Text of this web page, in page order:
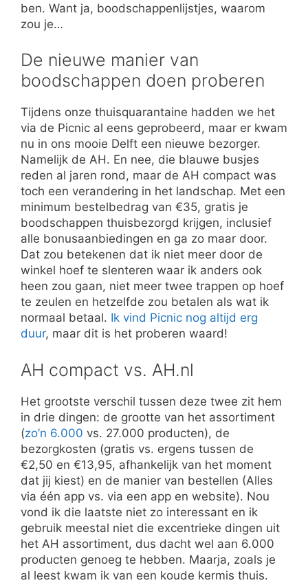
ben. Want ja, boodschappenlijstjes, waarom
zou je…
De nieuwe manier van
boodschappen doen proberen
Tijdens onze thuisquarantaine hadden we het
via de Picnic al eens geprobeerd, maar er kwam
nu in ons mooie Delft een nieuwe bezorger.
Namelijk de AH. En nee, die blauwe busjes
reden al jaren rond, maar de AH compact was
toch een verandering in het landschap. Met een
minimum bestelbedrag van €35, gratis je
boodschappen thuisbezorgd krijgen, inclusief
alle bonusaanbiedingen en ga zo maar door.
Dat zou betekenen dat ik niet meer door de
winkel hoef te slenteren waar ik anders ook
heen zou gaan, niet meer twee trappen op hoef
te zeulen en hetzelfde zou betalen als wat ik
normaal betaal. Ik vind Picnic nog altijd erg
duur, maar dit is het proberen waard!
AH compact vs. AH.nl
Het grootste verschil tussen deze twee zit hem
in drie dingen: de grootte van het assortiment
(zo’n 6.000 vs. 27.000 producten), de
bezorgkosten (gratis vs. ergens tussen de
€2,50 en €13,95, afhankelijk van het moment
dat jij kiest) en de manier van bestellen (Alles
via één app vs. via een app en website). Nou
vond ik die laatste niet zo interessant en ik
gebruik meestal niet die excentrieke dingen uit
het AH assortiment, dus dacht wel aan 6.000
producten genoeg te hebben. Maarja, zoals je
al leest kwam ik van een koude kermis thuis.